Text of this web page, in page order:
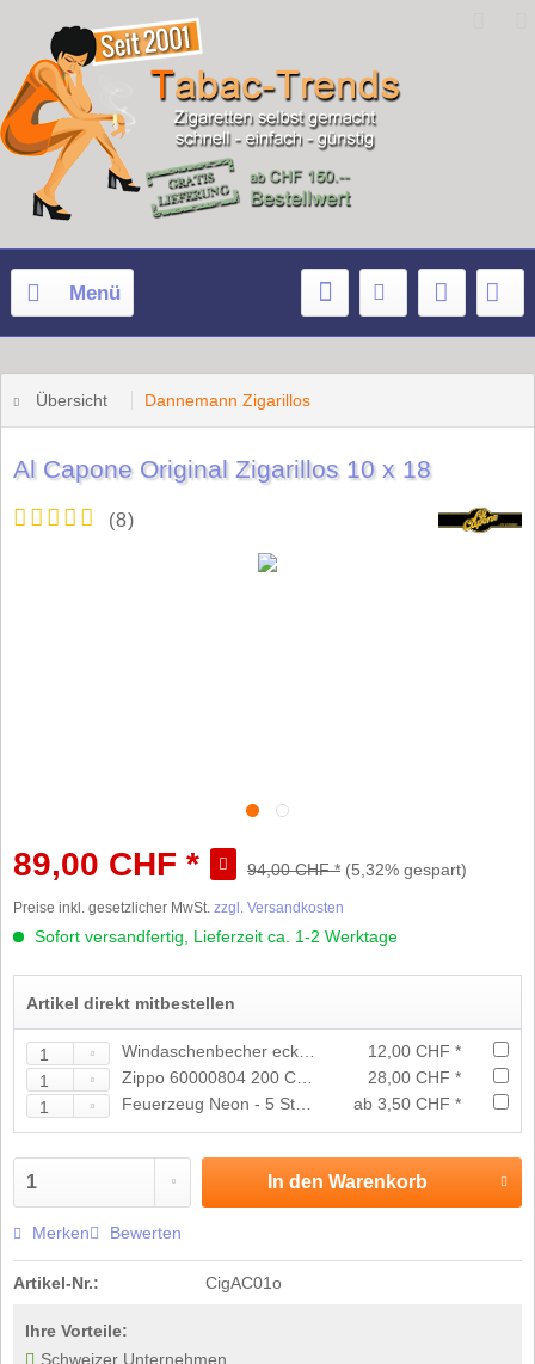
Menü
Übersicht Dannemann Zigarillos
Al Capone Original Zigarillos 10 x 18
(8)
89,00 CHF * 94,00 CHF * (5,32% gespart)
Preise inkl. gesetzlicher MwSt. zzgl. Versandkosten
Sofort versandfertig, Lieferzeit ca. 1-2 Werktage
Artikel direkt mitbestellen
12,00 CHF *
28,00 CHF *
ab 3,50 CHF *
In den Warenkorb
Merken Bewerten
Artikel-Nr.: CigAC01o
Ihre Vorteile:
Schweizer Unternehmen